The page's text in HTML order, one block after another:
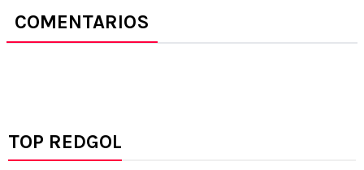
COMENTARIOS
TOP REDGOL